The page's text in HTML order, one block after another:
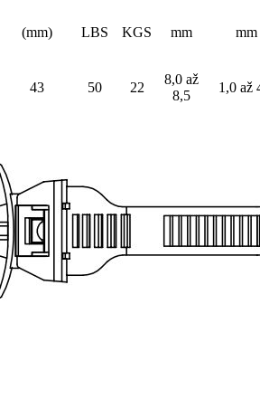
(mm) LBS KGS mm mm
43 50 22
8,0 až
8,5
1,0 až